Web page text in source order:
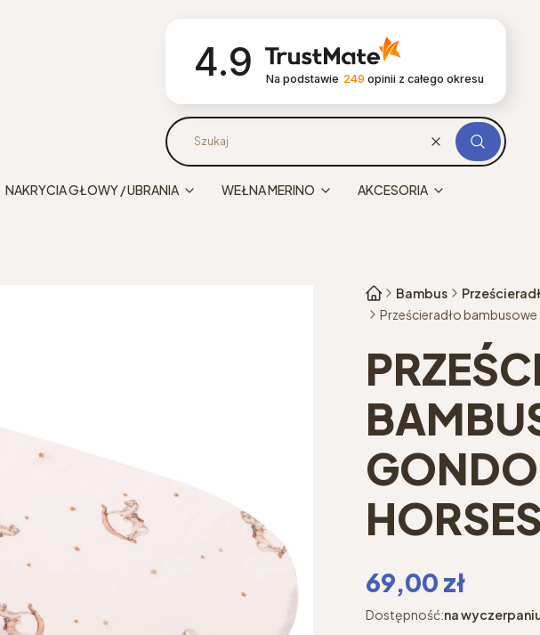
4.9 Na podstawie 249 opinii z całego okresu
WyczyśćSzukaj
NAKRYCIA GŁOWY / UBRANIA WEŁNA MERINO AKCESORIA
Bambus
Prześcieradło
HORSES
Cena
69,00 zł
Dostępność:na